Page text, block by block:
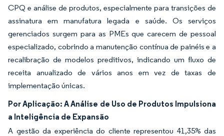
CPQ e análise de produtos, especialmente para transições de
assinatura em manufatura legada e saúde. Os serviços
gerenciados surgem para as PMEs que carecem de pessoal
especializado, cobrindo a manutenção contínua de painéis e a
recalibração de modelos preditivos, indicando um fluxo de
receita anualizado de vários anos em vez de taxas de
implementação únicas.
Por Aplicação: A Análise de Uso de Produtos Impulsiona
a Inteligência de Expansão
A gestão da experiência do cliente representou 41,35% das